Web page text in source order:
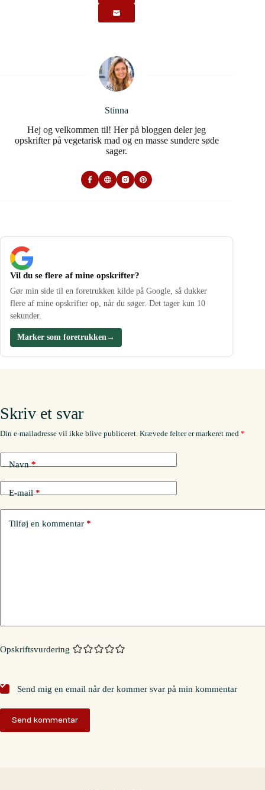
Stinna
Hej og velkommen til! Her på bloggen deler jeg
opskrifter på vegetarisk mad og en masse sundere søde
sager.
Vil du se flere af mine opskrifter?
Gør min side til en foretrukken kilde på Google, så dukker
flere af mine opskrifter op, når du søger. Det tager kun 10
sekunder.
Marker som foretrukken →
Skriv et svar
Din e-mailadresse vil ikke blive publiceret. Krævede felter er markeret med *
Navn*
E-mail*
Tilføj en kommentar *
Opskriftsvurdering
Send mig en email når der kommer svar på min kommentar
Send kommentar